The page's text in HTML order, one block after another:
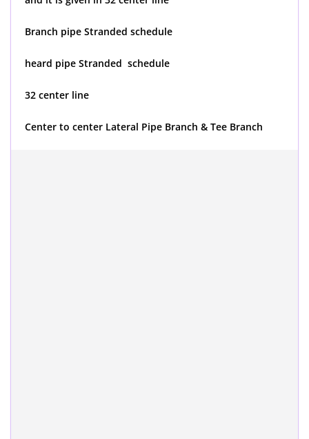
Branch pipe Stranded schedule
heard pipe Stranded schedule
32 center line
Center to center Lateral Pipe Branch & Tee Branch